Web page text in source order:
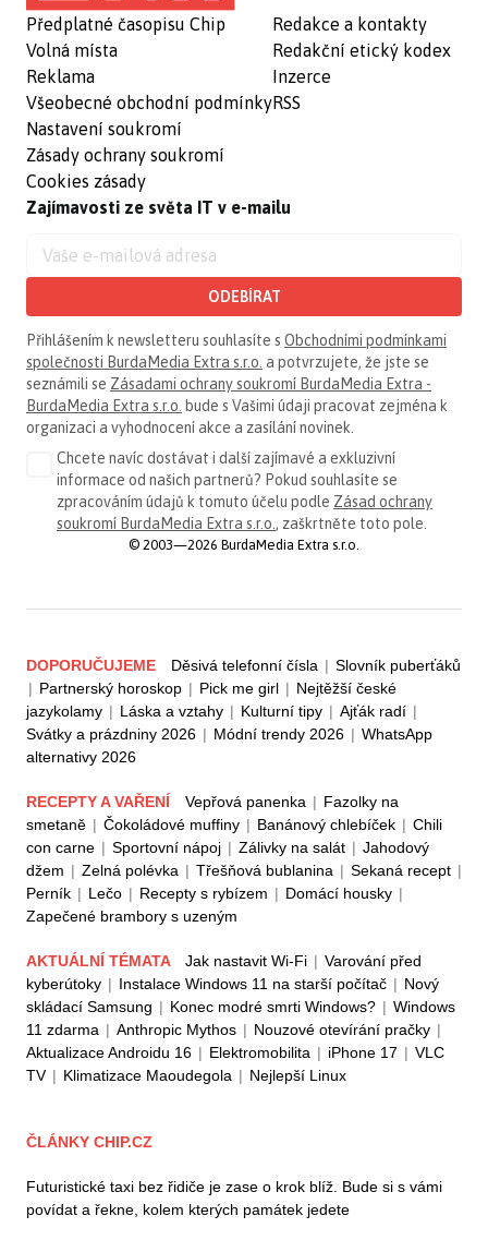
Předplatné časopisu Chip
Volná místa
Reklama
Všeobecné obchodní podmínky
Nastavení soukromí
Zásady ochrany soukromí
Cookies zásady
Redakce a kontakty
Redakční etický kodex
Inzerce
RSS
Zajímavosti ze světa IT v e-mailu
ODEBÍRAT
Přihlášením k newsletteru souhlasíte s Obchodními podmínkami
společnosti BurdaMedia Extra s.r.o. a potvrzujete, že jste se
seznámili se Zásadami ochrany soukromí BurdaMedia Extra -
BurdaMedia Extra s.r.o. bude s Vašimi údaji pracovat zejména k
organizaci a vyhodnocení akce a zasílání novinek.
Chcete navíc dostávat i další zajímavé a exkluzivní
informace od našich partnerů? Pokud souhlasíte se
zpracováním údajů k tomuto účelu podle Zásad ochrany
soukromí BurdaMedia Extra s.r.o., zaškrtněte toto pole.
© 2003—2026 BurdaMedia Extra s.r.o.
DOPORUČUJEME Děsivá telefonní čísla | Slovník puberťáků
| Partnerský horoskop | Pick me girl | Nejtěžší české
jazykolamy | Láska a vztahy | Kulturní tipy | Ajťák radí |
Svátky a prázdniny 2026 | Módní trendy 2026 | WhatsApp
alternativy 2026
RECEPTY A VAŘENÍ Vepřová panenka | Fazolky na
smetaně | Čokoládové muffiny | Banánový chlebíček | Chili
con carne | Sportovní nápoj | Zálivky na salát | Jahodový
džem | Zelná polévka | Třešňová bublanina | Sekaná recept |
Perník | Lečo | Recepty s rybízem | Domácí housky |
Zapečené brambory s uzeným
AKTUÁLNÍ TÉMATA Jak nastavit Wi-Fi | Varování před
kyberútoky | Instalace Windows 11 na starší počítač | Nový
skládací Samsung | Konec modré smrti Windows? | Windows
11 zdarma | Anthropic Mythos | Nouzové otevírání pračky |
Aktualizace Androidu 16 | Elektromobilita | iPhone 17 | VLC
TV | Klimatizace Maoudegola | Nejlepší Linux
ČLÁNKY CHIP.CZ
Futuristické taxi bez řidiče je zase o krok blíž. Bude si s vámi
povídat a řekne, kolem kterých památek jedete